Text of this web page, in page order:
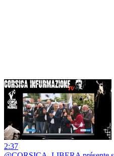
2:37